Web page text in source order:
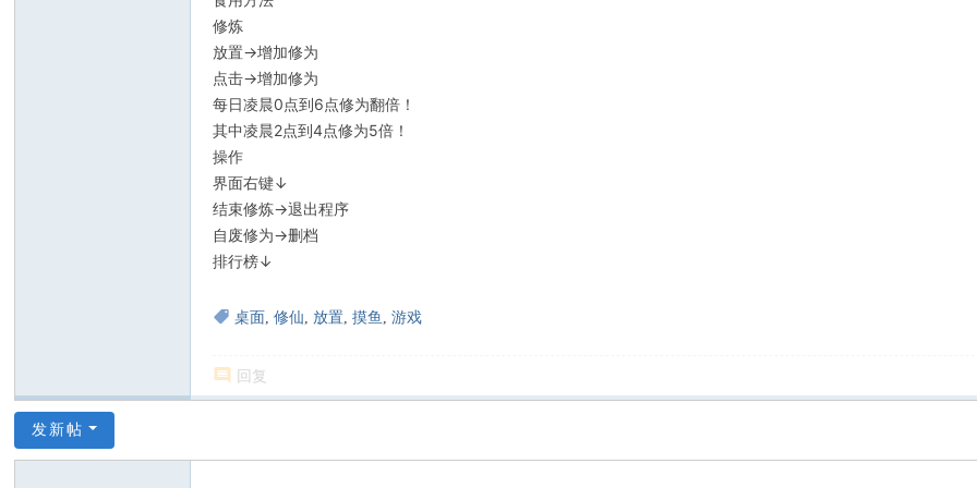
修炼
放置→增加修为
点击→增加修为
每日凌晨0点到6点修为翻倍！
其中凌晨2点到4点修为5倍！
操作
界面右键↓
结束修炼→退出程序
自废修为→删档
排行榜↓
桌面,修仙, 放置,摸鱼 ,游戏
回复
发新帖